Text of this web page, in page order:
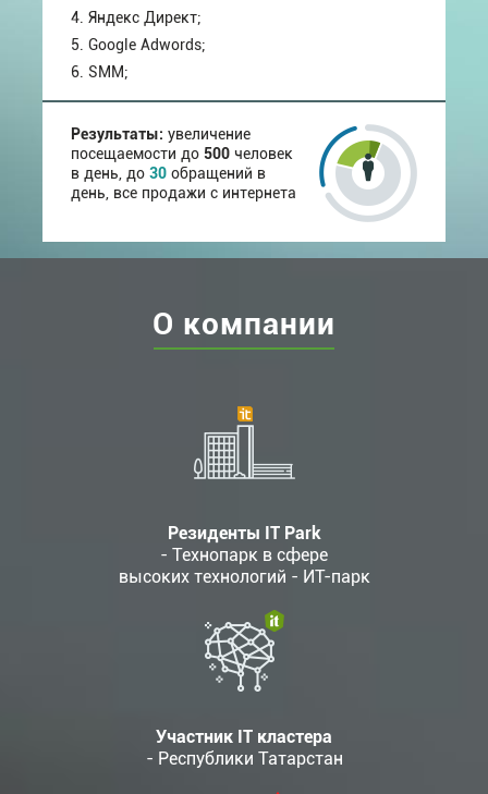
4. Яндекс Директ;
5. Google Adwords;
6. SMM;
Результаты: увеличение
посещаемости до 500 человек
в день, до 30 обращений в
день, все продажи с интернета
О компании
Резиденты IT Park
- Технопарк в сфере
высоких технологий - ИТ-парк
Участник IT кластера
- Республики Татарстан